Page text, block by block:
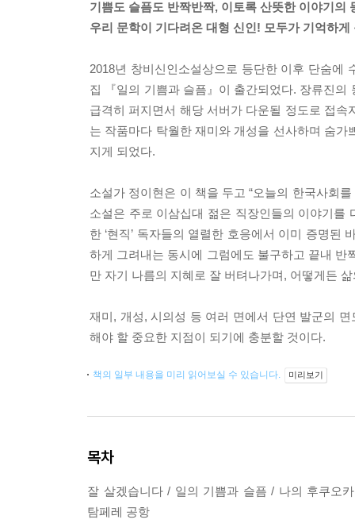
기쁨도 슬픔도 반짝반짝, 이토록 산뜻한 이야기의
우리 문학이 기다려온 대형 신인! 모두가 기억하게
2018년 창비신인소설상으로 등단한 이후 단숨에
집 『일의 기쁨과 슬픔』이 출간되었다. 장류진의
급격히 퍼지면서 해당 서버가 다운될 정도로 접
는 작품마다 탁월한 재미와 개성을 선사하며 숨
지게 되었다.
소설가 정이현은 이 책을 두고 “오늘의 한국사회
소설은 주로 이삼십대 젊은 직장인들의 이야기를
한 ‘현직’ 독자들의 열렬한 호응에서 이미 증명
하게 그려내는 동시에 그럼에도 불구하고 끝내
만 자기 나름의 지혜로 잘 버텨나가며, 어떻게든
재미, 개성, 시의성 등 여러 면에서 단연 발군의
해야 할 중요한 지점이 되기에 충분할 것이다.
책의 일부 내용을 미리 읽어보실 수 있습니다. 미리보기
목차
잘 살겠습니다 / 일의 기쁨과 슬픔 / 나의 후쿠오
탐페레 공항